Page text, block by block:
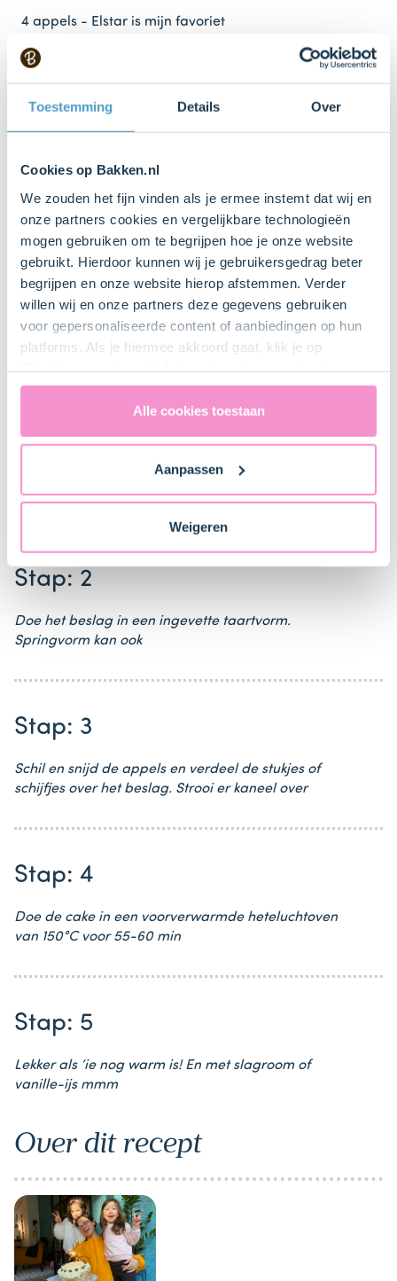
Toestemming Details Over
Cookies op Bakken.nl
We zouden het fijn vinden als je ermee instemt dat wij en
onze partners cookies en vergelijkbare technologieën
mogen gebruiken om te begrijpen hoe je onze website
gebruikt. Hierdoor kunnen wij je gebruikersgedrag beter
begrijpen en onze website hierop afstemmen. Verder
willen wij en onze partners deze gegevens gebruiken
voor gepersonaliseerde content of aanbiedingen op hun
platforms. Als je hiermee akkoord gaat, klik je op
uitdrukkelijk een eventuele gegevensoverdracht naar de
Verenigde Staten in de zin van artikel 49 AVG. Raadpleeg
ons
naar technology providers en partners in de Verenigde
Staten. Je kunt op elk moment van gedachten
Alle cookies toestaan
Aanpassen
Weigeren
4 appels - Elstar is mijn favoriet
Kaneel
Keukenspullen
Mixer
Beslagkom
Stappen
Stap: 1
Maak de boerencake volgens het pak
Stap: 2
Doe het beslag in een ingevette taartvorm.
Springvorm kan ook
Stap: 3
Schil en snijd de appels en verdeel de stukjes of
schijfjes over het beslag. Strooi er kaneel over
Stap: 4
Doe de cake in een voorverwarmde heteluchtoven
van 150°C voor 55-60 min
Stap: 5
Lekker als ‘ie nog warm is! En met slagroom of
vanille-ijs mmm
Over dit recept